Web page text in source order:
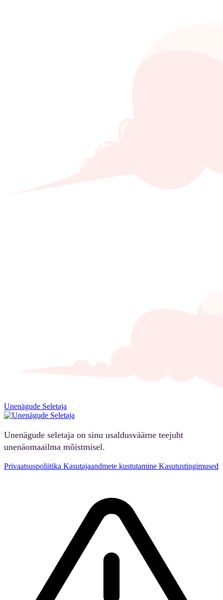
Unenägude Seletaja
Unenägude seletaja on sinu usaldusväärne teejuht
unenäomaailma mõistmisel.
Privaatsuspoliitika Kasutajaandmete kustutamine Kasutustingimused